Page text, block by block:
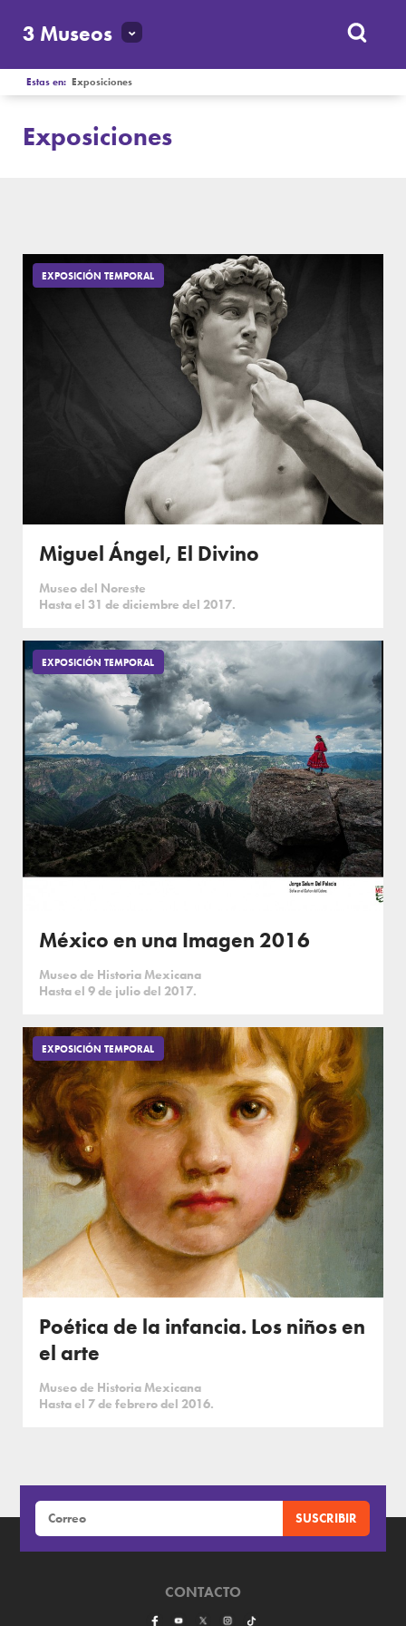
3 Museos
Estas en:Exposiciones
Exposiciones
EXPOSICIÓN TEMPORAL
Miguel Ángel, El Divino
Museo del Noreste
Hasta el 31 de diciembre del 2017.
EXPOSICIÓN TEMPORAL
México en una Imagen 2016
Museo de Historia Mexicana
Hasta el 9 de julio del 2017.
EXPOSICIÓN TEMPORAL
Poética de la infancia. Los niños en
el arte
Museo de Historia Mexicana
Hasta el 7 de febrero del 2016.
CONTACTO